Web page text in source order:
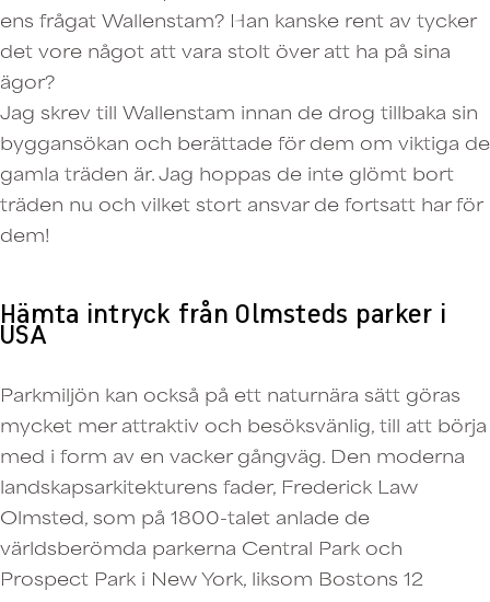
ens frågat Wallenstam? Han kanske rent av tycker
det vore något att vara stolt över att ha på sina
ägor?
Jag skrev till Wallenstam innan de drog tillbaka sin
byggansökan och berättade för dem om viktiga de
gamla träden är. Jag hoppas de inte glömt bort
träden nu och vilket stort ansvar de fortsatt har för
dem!
Hämta intryck från Olmsteds parker i
USA
Parkmiljön kan också på ett naturnära sätt göras
mycket mer attraktiv och besöksvänlig, till att börja
med i form av en vacker gångväg. Den moderna
landskapsarkitekturens fader, Frederick Law
Olmsted, som på 1800-talet anlade de
världsberömda parkerna Central Park och
Prospect Park i New York, liksom Bostons 12